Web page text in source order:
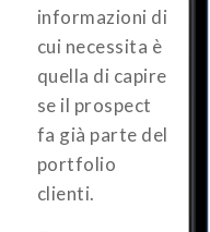
informazioni di
cui necessita è
quella di capire
se il prospect
fa già parte del
portfolio
clienti.